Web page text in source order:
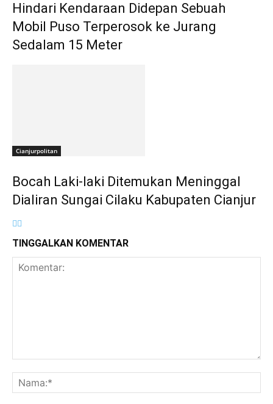
Hindari Kendaraan Didepan Sebuah
Mobil Puso Terperosok ke Jurang
Sedalam 15 Meter
Cianjurpolitan
Bocah Laki-laki Ditemukan Meninggal
Dialiran Sungai Cilaku Kabupaten Cianjur
TINGGALKAN KOMENTAR